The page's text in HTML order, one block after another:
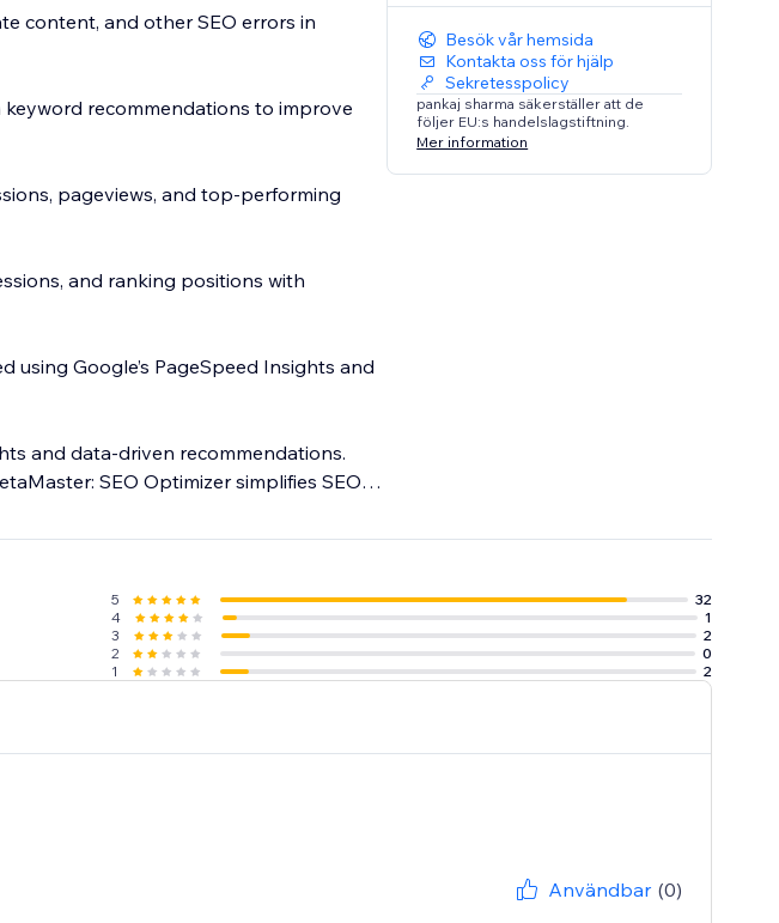
content, and other SEO errors in
recommendations to improve
pageviews, and top-performing
and ranking positions with
using Google’s PageSpeed Insights and
and data-driven recommendations.
SEO Optimizer simplifies SEO
Besök vår hemsida
Kontakta oss för hjälp
Sekretesspolicy
pankaj sharma säkerställer att de
följer EU:s handelslagstiftning.
Mer information
5
32
4
1
3
2
2
0
1
2
Användbar (0)